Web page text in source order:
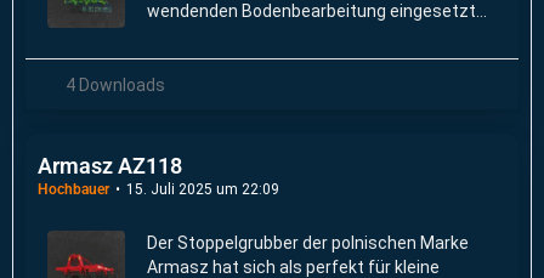
wendenden Bodenbearbeitung eingesetzt
krümeln und Unkraut zu bekämpfen.
4 Downloads
Armasz AZ118
Hochbauer 15. Juli 2025 um 22:09
Der Stoppelgrubber der polnischen Marke
Armasz hat sich als perfekt für kleine